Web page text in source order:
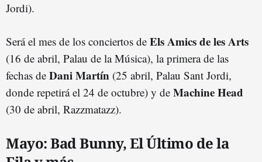
Jordi).
Será el mes de los conciertos de Els Amics de les Arts
(16 de abril, Palau de la Música), la primera de las
fechas de Dani Martín (25 abril, Palau Sant Jordi,
donde repetirá el 24 de octubre) y de Machine Head
(30 de abril, Razzmatazz).
Mayo: Bad Bunny, El Último de la